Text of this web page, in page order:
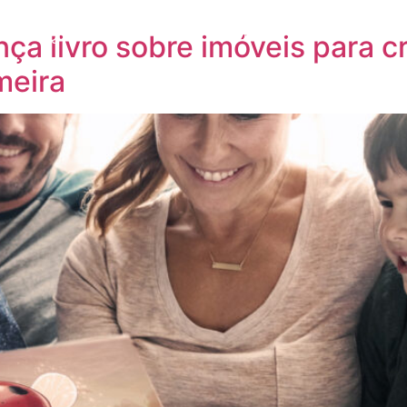
QUEM SOMOS PARCEIROS ORATÓRIA
livro sobre imóveis para